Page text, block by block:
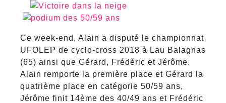
Ce week-end, Alain a disputé le championnat
UFOLEP de cyclo-cross 2018 à Lau Balagnas
(65) ainsi que Gérard, Frédéric et Jérôme.
Alain remporte la première place et Gérard la
quatrième place en catégorie 50/59 ans,
Jérôme finit 14ème des 40/49 ans et Frédéric